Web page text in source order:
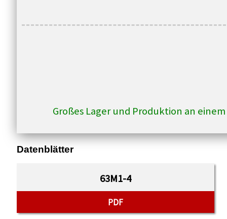
Großes Lager und Produktion an
Datenblätter
63M1-4
PDF